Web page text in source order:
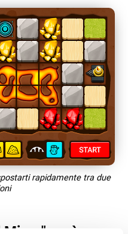
rapidamente tra due